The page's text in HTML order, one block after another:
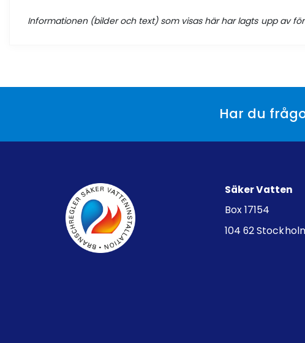
Informationen (bilder och text) som visas här har lagts upp av
Har du
Säker Vatten
Box 17154
104 62